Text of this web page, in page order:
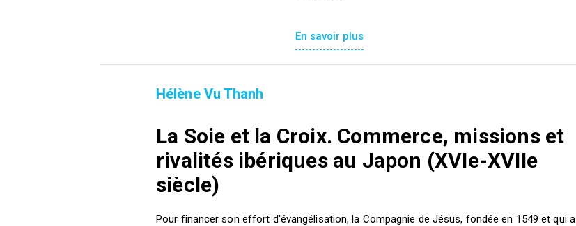
En savoir plus
Hélène Vu Thanh
La Soie et la Croix. Commerce, missions et
rivalités ibériques au Japon (XVIe-XVIIe
siècle)
Pour financer son effort d'évangélisation, la Compagnie de Jésus, fondée en 1549 et qui a